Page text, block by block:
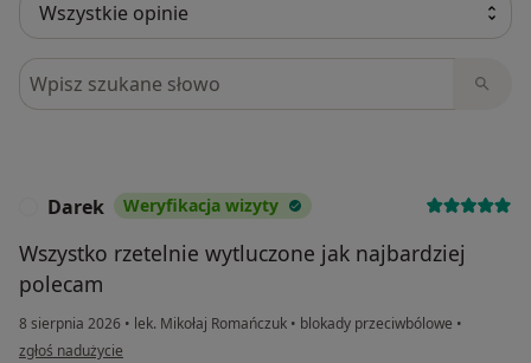
Szukaj w opiniach
Darek Weryfikacja wizyty
Wszystko rzetelnie wytluczone jak najbardziej
polecam
8 sierpnia 2026 • lek. Mikołaj Romańczuk • blokady przeciwbólowe •
w opinii użytkownika Darek
zgłoś nadużycie